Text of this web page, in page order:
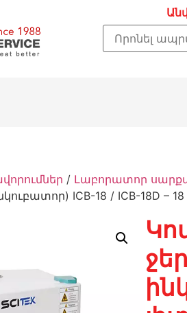
/ Լաբորատոր
ICB-18 / ICB-18D – 18